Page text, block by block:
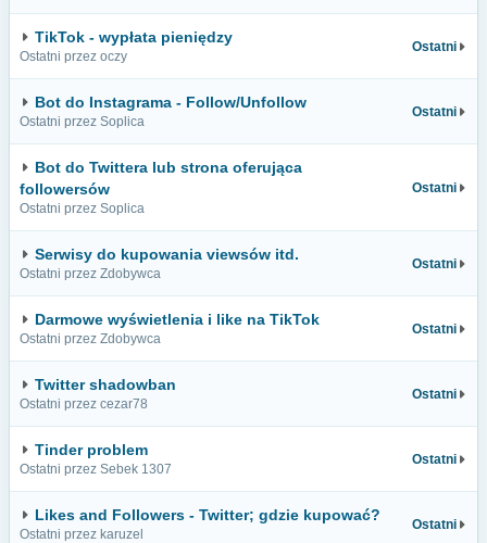
TikTok - wypłata pieniędzy
Ostatni przez oczy
Ostatni
Bot do Instagrama - Follow/Unfollow
Ostatni przez Soplica
Ostatni
Bot do Twittera lub strona oferująca
followersów
Ostatni przez Soplica
Ostatni
Serwisy do kupowania viewsów itd.
Ostatni przez Zdobywca
Ostatni
Darmowe wyświetlenia i like na TikTok
Ostatni przez Zdobywca
Ostatni
Twitter shadowban
Ostatni przez cezar78
Ostatni
Tinder problem
Ostatni przez Sebek 1307
Ostatni
Likes and Followers - Twitter; gdzie kupować?
Ostatni przez karuzel
Ostatni